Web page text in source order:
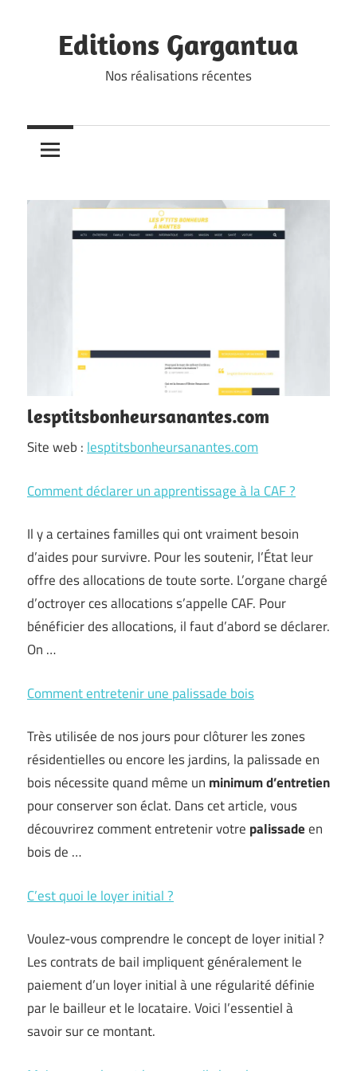
contentEditions Gargantua
Nos réalisations récentes
lesptitsbonheursanantes.com
Site web : lesptitsbonheursanantes.com
Comment déclarer un apprentissage à la CAF ?
Il y a certaines familles qui ont vraiment besoin
d’aides pour survivre. Pour les soutenir, l’État leur
offre des allocations de toute sorte. L’organe chargé
d’octroyer ces allocations s’appelle CAF. Pour
bénéficier des allocations, il faut d’abord se déclarer.
On …
Comment entretenir une palissade bois
Très utilisée de nos jours pour clôturer les zones
résidentielles ou encore les jardins, la palissade en
bois nécessite quand même un minimumd’entretien
pour conserver son éclat. Dans cet article, vous
découvrirez comment entretenir votre palissadeen
bois de …
C’est quoi le loyer initial ?
Voulez-vous comprendre le concept de loyer initial ?
Les contrats de bail impliquent généralement le
paiement d’un loyer initial à une régularité définie
par le bailleur et le locataire. Voici l’essentiel à
savoir sur ce montant.